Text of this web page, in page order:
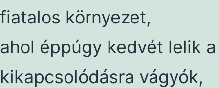
fiatalos környezet,
ahol éppúgy kedvét lelik a
kikapcsolódásra vágyók,